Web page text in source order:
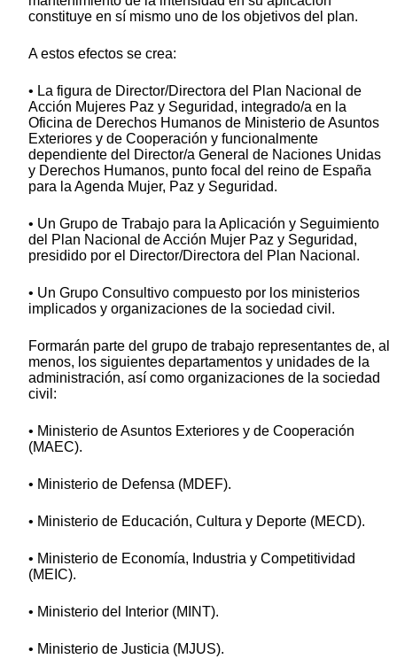
constituye en sí mismo uno de los objetivos del plan.
A estos efectos se crea:
• La figura de Director/Directora del Plan Nacional de
Acción Mujeres Paz y Seguridad, integrado/a en la
Oficina de Derechos Humanos de Ministerio de Asuntos
Exteriores y de Cooperación y funcionalmente
dependiente del Director/a General de Naciones Unidas
y Derechos Humanos, punto focal del reino de España
para la Agenda Mujer, Paz y Seguridad.
• Un Grupo de Trabajo para la Aplicación y Seguimiento
del Plan Nacional de Acción Mujer Paz y Seguridad,
presidido por el Director/Directora del Plan Nacional.
• Un Grupo Consultivo compuesto por los ministerios
implicados y organizaciones de la sociedad civil.
Formarán parte del grupo de trabajo representantes de, al
menos, los siguientes departamentos y unidades de la
administración, así como organizaciones de la sociedad
civil:
• Ministerio de Asuntos Exteriores y de Cooperación
(MAEC).
• Ministerio de Defensa (MDEF).
• Ministerio de Educación, Cultura y Deporte (MECD).
• Ministerio de Economía, Industria y Competitividad
(MEIC).
• Ministerio del Interior (MINT).
• Ministerio de Justicia (MJUS).